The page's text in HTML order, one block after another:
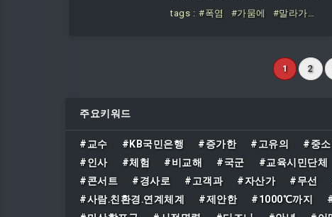
생육 저하 및 농업용수 갈증이 극한
에 달한 가운데, 농협중앙회가 가뭄
편성해 전격 지원에 나선다. 이는 단
순한 일시적 구호 조치를 넘어 금융·
고 농업인의 영농 지속 가능성을 원
천적으로 보전하기 위한 긴급 조치
가뭄과 폭염으로 큰 영농 타격을 입
고 있는 경
tags : #폭염 #가뭄에
#말라가
1 2
주요키워드
#교수 #KB국민은행 #증가한 #고유의 #중소
#인사
#체험 #비교해 #국군 #교육시민단체
#콘서트
#경사로 #고객과 #자산가 #무선
#사람․친환경․연계체계
#제안한 #1000℃까지